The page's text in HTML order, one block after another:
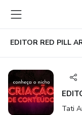
para
o
conteúdo
principal
para
o
pagamento
para
o
rodapé
Tati